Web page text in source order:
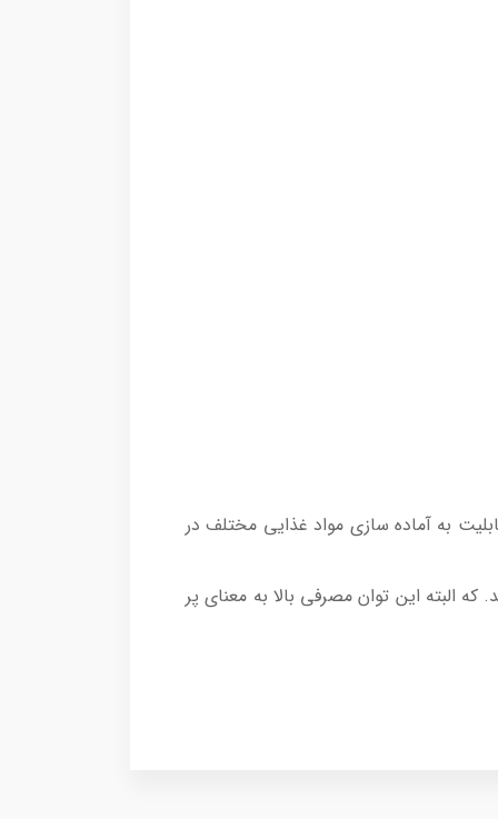
به آماده سازی مواد غذایی مختلف در
البته این توان مصرفی بالا به معنای پر